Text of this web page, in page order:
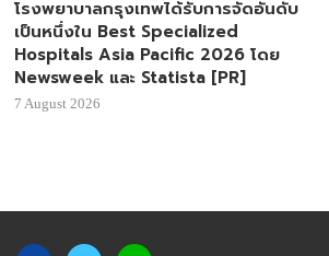
โรงพยาบาลกรุงเทพได้รับการจัดอันดับ
เป็นหนึ่งใน Best Specialized
Hospitals Asia Pacific 2026 โดย
Newsweek และ Statista [PR]
7 August 2026